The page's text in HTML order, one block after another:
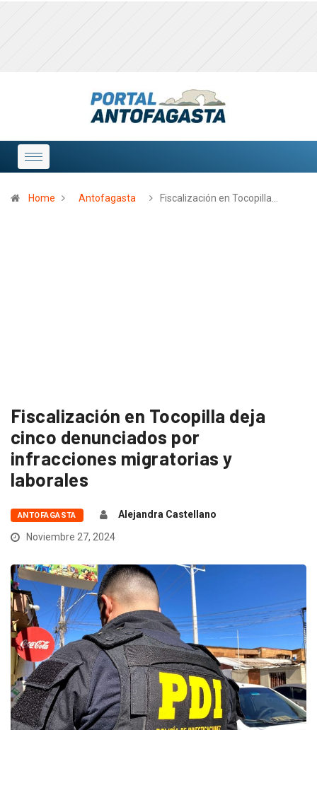
Home Antofagasta Fiscalización en Tocopilla…
Fiscalización en Tocopilla deja
cinco denunciados por
infracciones migratorias y
laborales
ANTOFAGASTA
Alejandra Castellano
Noviembre 27, 2024